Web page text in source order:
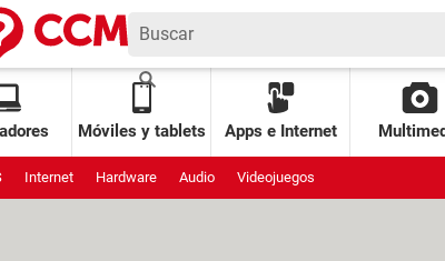
Móviles y tablets Apps e Internet
Internet Hardware Audio Videojuegos